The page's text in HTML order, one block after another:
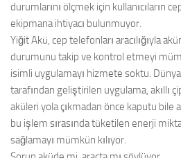
durumlarını ölçmek için kullanıcıların
ekipmana ihtiyacı bulunmuyor.
Yiğit Akü, cep telefonları aracılığıyla
durumunu takip ve kontrol etmeyi
isimli uygulamayı hizmete soktu.
tarafından geliştirilen uygulama, akıllı
aküleri yola çıkmadan önce kaputu bile
bu işlem sırasında tüketilen enerji
sağlamayı mümkün kılıyor.